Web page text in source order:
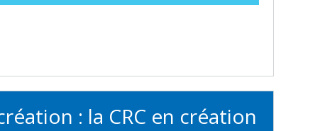
: la CRC en création